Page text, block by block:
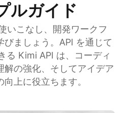
ルガイド
いこなし、開発ワークフ
びましょう。API を通じて
る Kimi API は、コーディ
解の強化、そしてアイデア
上に役立ちます。